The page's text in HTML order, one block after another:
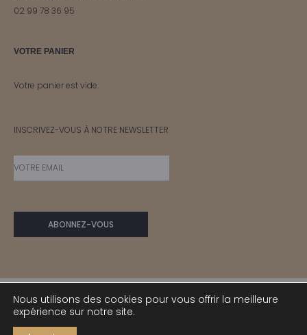
02 99 78 36 95
VOTRE PANIER
Votre panier est vide.
INSCRIVEZ-VOUS À NOTRE NEWSLETTER
Nous utilisons des cookies pour vous offrir la meilleure
expérience sur notre site.